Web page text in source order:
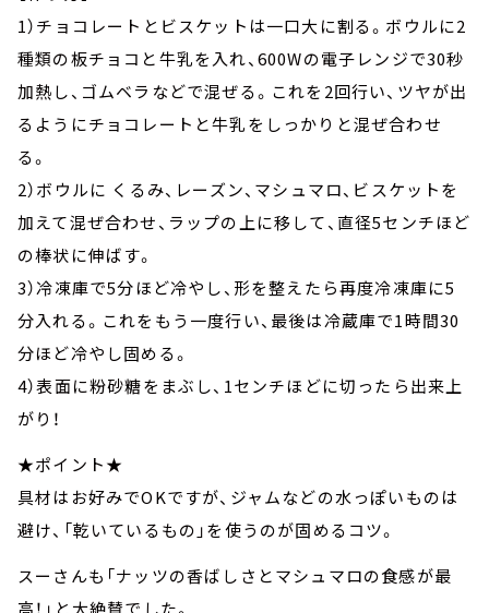
1）チョコレートとビスケットは一口大に割る。ボウルに2
種類の板チョコと牛乳を入れ、600Wの電子レンジで30秒
加熱し、ゴムベラなどで混ぜる。これを2回行い、ツヤが出
るようにチョコレートと牛乳をしっかりと混ぜ合わせ
る。
2）ボウルに くるみ、レーズン、マシュマロ、ビスケットを
加えて混ぜ合わせ、ラップの上に移して、直径5センチほど
の棒状に伸ばす。
3）冷凍庫で5分ほど冷やし、形を整えたら再度冷凍庫に5
分入れる。これをもう一度行い、最後は冷蔵庫で1時間30
分ほど冷やし固める。
4）表面に粉砂糖をまぶし、1センチほどに切ったら出来上
がり！
★ポイント★
具材はお好みでOKですが、ジャムなどの水っぽいものは
避け、「乾いているもの」を使うのが固めるコツ。
スーさんも「ナッツの香ばしさとマシュマロの食感が最
高！」と大絶賛でした。